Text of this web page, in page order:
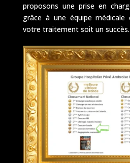
proposons une prise en
grâce à une équipe médicale
votre traitement soit un succès.